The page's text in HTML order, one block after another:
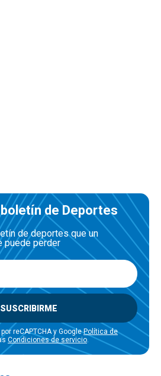
de Deportes
de deportes que un
puede perder
SUSCRIBIRME
reCAPTCHA y GooglePolítica de
Condiciones de servicio.